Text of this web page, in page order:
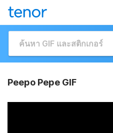
Peepo Pepe GIF